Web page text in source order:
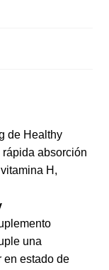
de Healthy
absorción
H,
una
en estado de